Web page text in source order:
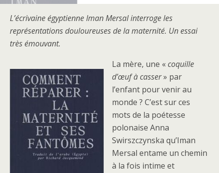
L’écrivaine égyptienne Iman Mersal interroge les
représentations douloureuses de la maternité. Un essai
très émouvant.
La mère, une «coquille
d’œuf à casser» par
l’enfant pour venir au
monde ? C’est sur ces
mots de la poétesse
polonaise Anna
Swirszczynska qu’Iman
Mersal entame un chemin
à la fois intime et